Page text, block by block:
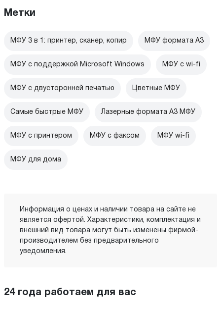
Метки
МФУ 3 в 1: принтер, сканер, копир МФУ формата А3
МФУ с поддержкой Microsoft Windows МФУ c wi-fi
МФУ с двусторонней печатью Цветные МФУ
Самые быстрые МФУ Лазерные формата А3 МФУ
МФУ с принтером МФУ с факсом МФУ wi-fi
МФУ для дома
Информация о ценах и наличии товара на сайте не
является офертой. Характеристики, комплектация и
внешний вид товара могут быть изменены фирмой-
производителем без предварительного
уведомления.
24 года работаем для вас